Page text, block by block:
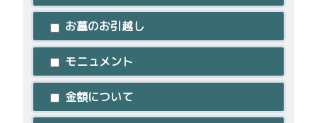
お墓のお引越し
モニュメント
金額について